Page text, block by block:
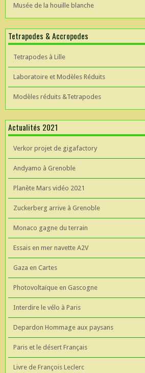
Musée de la houille blanche
Tetrapodes & Accropodes
Tetrapodes à Lille
Laboratoire et Modèles Réduits
Modèles réduits &Tetrapodes
Actualités 2021
Verkor projet de gigafactory
Andyamo à Grenoble
Planète Mars vidéo 2021
Zuckerberg arrive à Grenoble
Monaco gagne du terrain
Essais en mer navette A2V
Gaza en Cartes
Photovoltaïque en Gascogne
Interdire le vélo à Paris
Depardon Hommage aux paysans
Paris et le désert Français
Livre de François Leclerc